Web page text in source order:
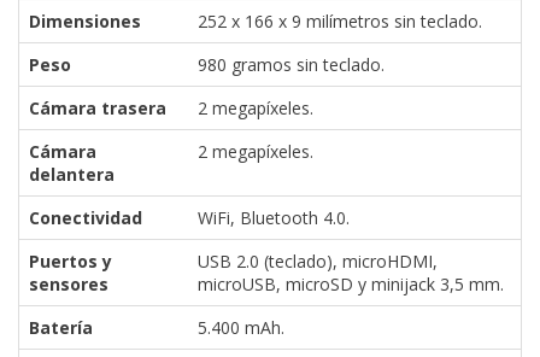
Dimensiones
252 x 166 x 9 milímetros sin teclado.
Peso
980 gramos sin teclado.
Cámara trasera
2 megapíxeles.
Cámara
delantera
2 megapíxeles.
Conectividad
WiFi, Bluetooth 4.0.
Puertos y
sensores
USB 2.0 (teclado), microHDMI,
microUSB, microSD y minijack 3,5 mm.
Batería
5.400 mAh.